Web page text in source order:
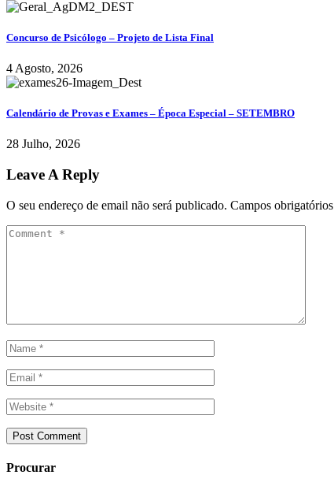
Concurso de Psicólogo – Projeto de Lista Final
4 Agosto, 2026
Calendário de Provas e Exames – Época Especial – SETEMBRO
28 Julho, 2026
Leave A Reply
O seu endereço de email não será publicado. Campos
Procurar